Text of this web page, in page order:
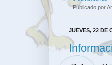
Publicado por
JUEVES, 22 DE